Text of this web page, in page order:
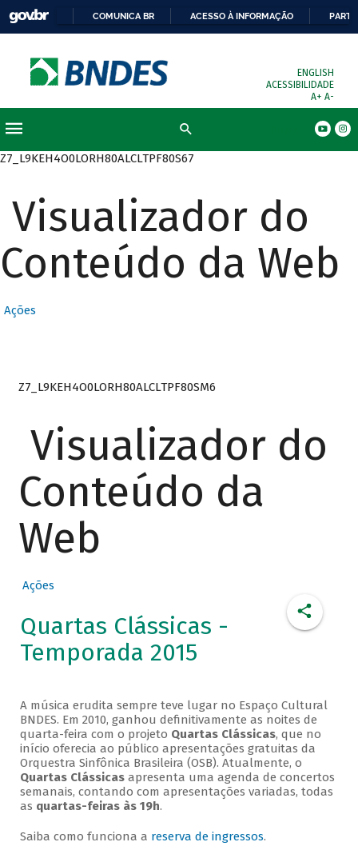
COMUNICA BR ACESSO À INFORMAÇÃO
ENGLISH
ACESSIBILIDADE
A+ A-
Z7_L9KEH4O0LORH80ALCLTPF80S67
Visualizador do
Conteúdo da Web
Ações
Z7_L9KEH4O0LORH80ALCLTPF80SM6
Visualizador do
Conteúdo da
Web
Ações
Quartas Clássicas -
Temporada 2015
A música erudita sempre teve lugar no Espaço Cultural
BNDES. Em 2010, ganhou definitivamente as noites de
quarta-feira com o projeto Quartas Clássicas, que no
início oferecia ao público apresentações gratuitas da
Orquestra Sinfônica Brasileira (OSB). Atualmente, o
Quartas Clássicasapresenta uma agenda de concertos
semanais, contando com apresentações variadas, todas
as quartas-feiras às 19h.
Saiba como funciona a reserva de ingressos.